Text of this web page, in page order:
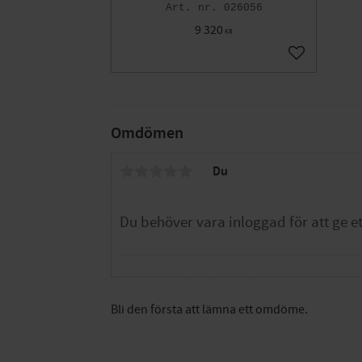
Omdömen
Du
Bli den första att lämna ett omdöme.
026056
9 320 KR
Lägg till i